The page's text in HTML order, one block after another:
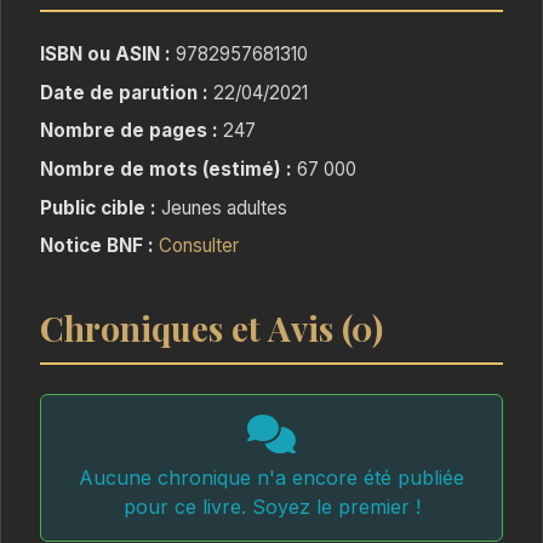
ISBN ou ASIN : 9782957681310
Date de parution : 22/04/2021
Nombre de pages : 247
Nombre de mots (estimé) : 67 000
Public cible : Jeunes adultes
Notice BNF : Consulter
Chroniques et Avis (0)
Aucune chronique n'a encore été publiée
pour ce livre. Soyez le premier !